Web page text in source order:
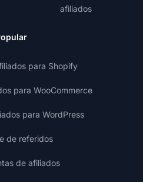
afiliados
para Shopify
para WooCommerce
para WordPress
de referidos
de afiliados